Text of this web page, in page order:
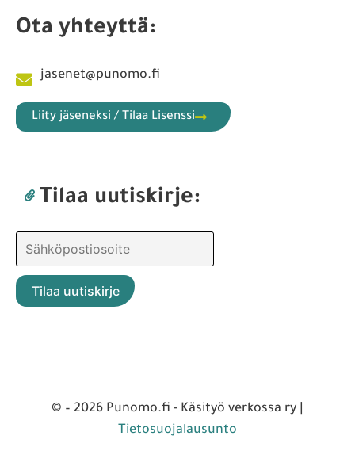
Ota yhteyttä:
jasenet@punomo.fi
Liity jäseneksi / Tilaa Lisenssi
Tilaa uutiskirje:
© – 2026 Punomo.fi - Käsityö verkossa ry |
Tietosuojalausunto